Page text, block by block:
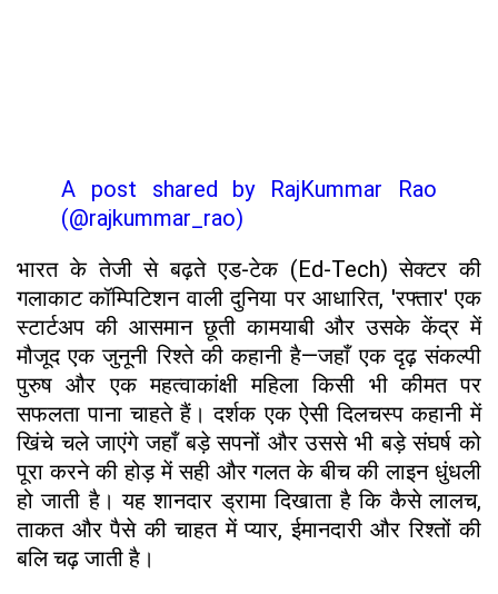
A post shared by RajKummar Rao
(@rajkummar_rao)
भारत के तेजी से बढ़ते एड-टेक (Ed-Tech) सेक्टर की
गलाकाट कॉम्पिटिशन वाली दुनिया पर आधारित, 'रफ्तार' एक
स्टार्टअप की आसमान छूती कामयाबी और उसके केंद्र में
मौजूद एक जुनूनी रिश्ते की कहानी है—जहाँ एक दृढ़ संकल्पी
पुरुष और एक महत्वाकांक्षी महिला किसी भी कीमत पर
सफलता पाना चाहते हैं। दर्शक एक ऐसी दिलचस्प कहानी में
खिंचे चले जाएंगे जहाँ बड़े सपनों और उससे भी बड़े संघर्ष को
पूरा करने की होड़ में सही और गलत के बीच की लाइन धुंधली
हो जाती है। यह शानदार ड्रामा दिखाता है कि कैसे लालच,
ताकत और पैसे की चाहत में प्यार, ईमानदारी और रिश्तों की
बलि चढ़ जाती है।